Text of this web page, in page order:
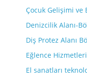
Çocuk Gelişimi ve
Denizcilik Alanı-
Diş Protez Alanı
Eğlence
El sanatları